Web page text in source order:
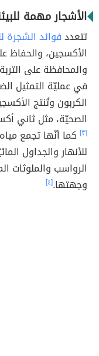
الأشجار مهمة
تتعددفوائد الشجرة
الأكسجين، والحفاظ
والمحافظة على
في عمليّة التمثيل
الكربون وتُنتج
الصحيّة، مثل ثاني
[٣]
كما أنّها تجمع
للأنهار والجداول
الرواسب والملوثات
وجهتها.[٤]